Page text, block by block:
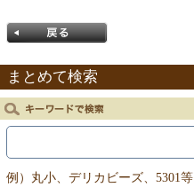
戻る
まとめて検索
例）丸小、デリカビーズ、5301等